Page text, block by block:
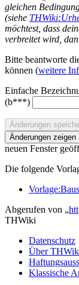
gleichen
(siehe
möchtest, dass
verbreitet wird,
Bitte beantworte
können (weitere
Einfache
(b***)
neuen Fenster
Die folgende
Abgerufen von „
THWiki
Datenschutz
Über
Klassische